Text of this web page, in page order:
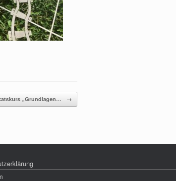
„Grundlagen… →